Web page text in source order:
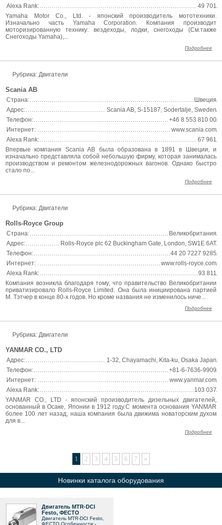
Alexa Rank:
49 701
Yamaha Motor Co., Ltd. - японский производитель мототехники.
Изначально часть Yamaha Corporation. Компания производит
моторизированную технику: вездеходы, лодки, снегоходы (См.также
Снегоходы Yamaha),...
Подробнее
Рубрика: Двигатели
Scania AB
Страна:
Швеция
Адрес:
Scania AB, S-15187, Sodertalje, Sweden
Телефон:
+46 8 553 810 00
Интернет:
www.scania.com
Alexa Rank:
67 961
Впервые компания Scania AB была образована в 1891 в Швеции, и
изначально представляла собой небольшую фирму, которая занималась
производством и ремонтом железнодорожных вагонов. Однако быстро
стало по...
Подробнее
Рубрика: Двигатели
Rolls-Royce Group
Страна:
Великобритания
Адрес:
Rolls-Royce plc 62 Buckingham Gate, London, SW1E 6AT
Телефон:
44 20 7227 9285
Интернет:
www.rolls-royce.com
Alexa Rank:
93 811
Компания возникла благодаря тому, что правительство Великобритании
приватизировало Rolls-Royce Limited. Она была инициирована партией
М. Тэтчер в конце 80-х годов. Но кроме названия не изменилось ниче...
Подробнее
Рубрика: Двигатели
YANMAR CO., LTD
Адрес:
1-32, Chayamachi, Kita-ku, Osaka Japan
Телефон:
+81-6-7636-9909
Интернет:
www.yanmar.com
Alexa Rank:
103 037
YANMAR CO., LTD - японский производитель дизельных двигателей,
основанный в Осаке, Японии в 1912 году.С момента основания YANMAR
более 100 лет назад, наша компания была движима новаторским духом
для в...
Подробнее
1 2 3 4 5 6 7 »
Новинки каталога оборудования
Двигатель MTR-DCI
Festo, ФЕСТО
Двигатель MTR-DCI Festo,
ФЕСТО Особенности:-